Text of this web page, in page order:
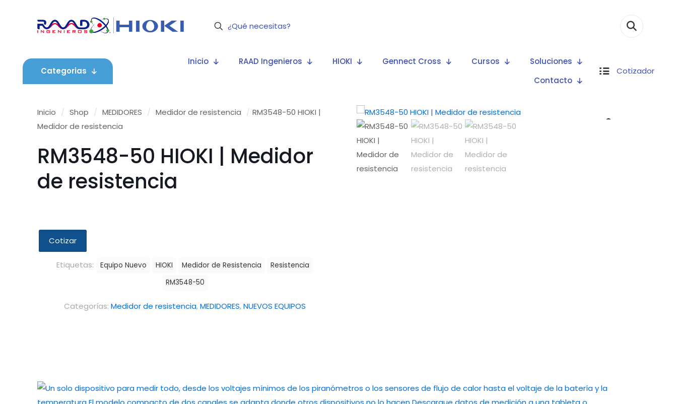
Categorias
Inicio RAAD Ingenieros HIOKI Gennect Cross Cursos
Soluciones
Contacto
Cotizador
Inicio / Shop / MEDIDORES / Medidor de resistencia / RM3548-50 HIOKI |
Medidor de resistencia
RM3548-50 HIOKI | Medidor
de resistencia
Cotizar
Etiquetas: Equipo Nuevo HIOKI Medidor de Resistencia
Resistencia
RM3548-50
Categorías: Medidor de resistencia,MEDIDORES,NUEVOS EQUIPOS